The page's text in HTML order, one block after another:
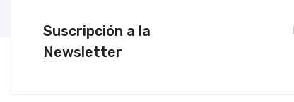
Suscripción a la
Newsletter